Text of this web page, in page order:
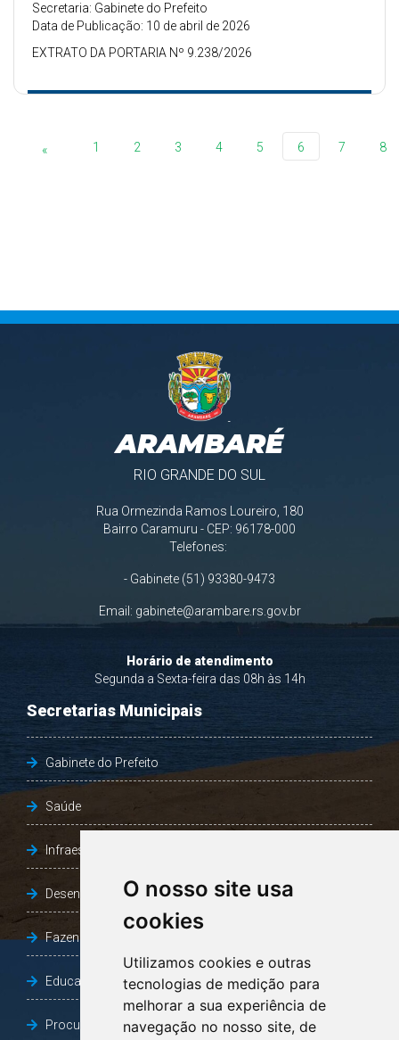
O nosso site usa
cookies
Utilizamos cookies e outras
tecnologias de medição para
melhorar a sua experiência de
navegação no nosso site, de
Secretaria: Gabinete do Prefeito
Data de Publicação: 10 de abril de 2026
EXTRATO DA PORTARIA Nº 9.238/2026
« 1 2 3 4 5 6 7 8
ARAMBARÉ
RIO GRANDE DO SUL
Rua Ormezinda Ramos Loureiro, 180
Bairro Caramuru - CEP: 96178-000
Telefones:
- Gabinete (51) 93380-9473
Email: gabinete@arambare.rs.gov.br
Horário de atendimento
Segunda a Sexta-feira das 08h às 14h
Secretarias Municipais
Gabinete do Prefeito
Saúde
Infraestrutura, Agricultura e Meio Ambiente
Desenvolvimento Social
Fazenda e Desenvolvimento Econômico
Educação
Procuradoria Geral do Município